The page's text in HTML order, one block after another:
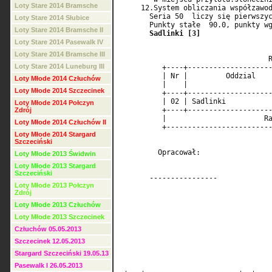
Loty Stare 2014 Bramsche
Loty Stare 2014 Słubice
Loty Stare 2014 Bramsche II
Loty Stare 2014 Pasewalk IV
Loty Stare 2014 Bramsche III
Loty Stare 2014 Luneburg III
Loty Młode 2014 Człuchów
Loty Młode 2014 Szczecinek
Loty Młode 2014 Połczyn
Zdrój
Loty Młode 2014 Człuchów II
Loty Młode 2014 Stargard
Szczeciński
Loty Młode 2013 Świdwin
Loty Młode 2013 Stargard
Szczeciński
Loty Młode 2013 Połczyn
Zdrój
Loty Młode 2013 Człuchów
Loty Młode 2013 Szczecinek
Człuchów 05.05.2013
Szczecinek 12.05.2013
Stargard Szczeciński 19.05.13
Pasewalk I 26.05.2013
12.System
Seria 50  liczy
Punkty stałe
Sadlinki [3]
+----
| Nr |         Oddzial
|    |
+----
| 02 | Sadlinki
+----
|
Opracował:
----------------